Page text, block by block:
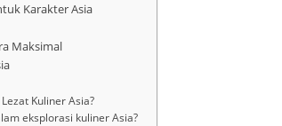
Karakter Asia
Maksimal
Kuliner Asia?
eksplorasi kuliner Asia?